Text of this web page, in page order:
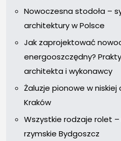
Nowoczesna stodoła –
architektury w Polsce
Jak zaprojektować
energooszczędny?
architekta i wykonawcy
Żaluzje pionowe w
Kraków
Wszystkie rodzaje rolet
rzymskie Bydgoszcz